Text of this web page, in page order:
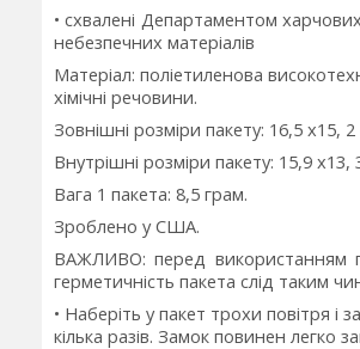
• схвалені Департаментом
небезпечних матеріалів
Матеріал: поліетиленова
хімічні речовини.
Зовнішні розміри пакету: 16,5 х15,
Внутрішні розміри пакету: 15,9
Вага 1 пакета: 8,5 грам.
Зроблено у США.
ВАЖЛИВО: перед використанням
герметичність пакета слід таким
• Наберіть у пакет трохи повітря
кілька разів. Замок повинен легко